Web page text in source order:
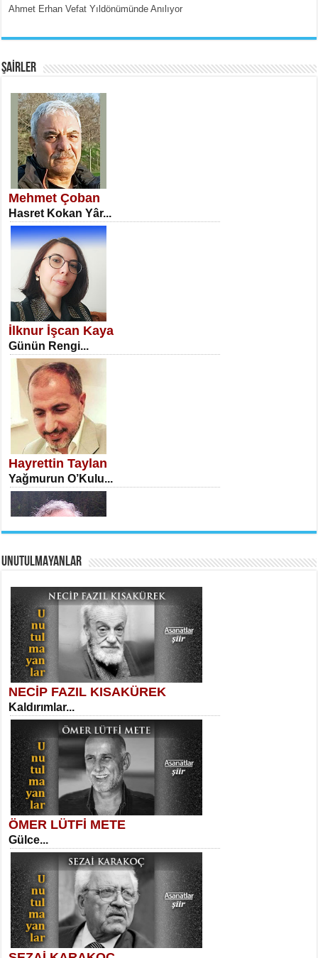
SATILMIŞ ÜMİT ÇETİNKAYA
Erkenlik...
NECLA DİLEK ARSLAN
Öğretmenler Günü Mahkemesi...
İSA KARATEPE
Ekranlar Arasında Kaybolan İnsan...
AHMET URFALI
Tahlil Denemesi...
SELAHATTİN YILDIZ
İnsanın Zindanı...
MEHMET TAŞTAN
Vagon’da Bir Şairle...
Ahmet Erhan Vefat Yıldönümünde Anılıyor
ŞAİRLER
Mehmet Çoban
Hasret Kokan Yâr...
İlknur İşcan Kaya
Günün Rengi...
Hayrettin Taylan
Yağmurun O’Kulu...
Yaşar Bedri
Ölüm ve Atlas...
Necati Sarıca
Ben Kader Vurgunuyum Maria...
Sibel Orhan
İki Kırık Boşluk...
UNUTULMAYANLAR
NECİP FAZIL KISAKÜREK
Kaldırımlar...
ÖMER LÜTFİ METE
Gülce...